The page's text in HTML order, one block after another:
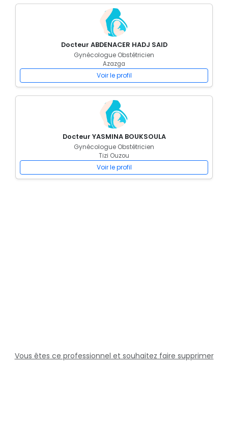
Docteur ABDENACER HADJ SAID
Gynécologue Obstétricien
Azazga
Voir le profil
Docteur YASMINA BOUKSOULA
Gynécologue Obstétricien
Tizi Ouzou
Voir le profil
Vous êtes ce professionnel et souhaitez faire supprimer